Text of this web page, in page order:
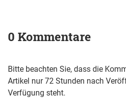
0 Kommentare
Bitte beachten Sie, dass die
Artikel nur 72 Stunden nach
Verfügung steht.